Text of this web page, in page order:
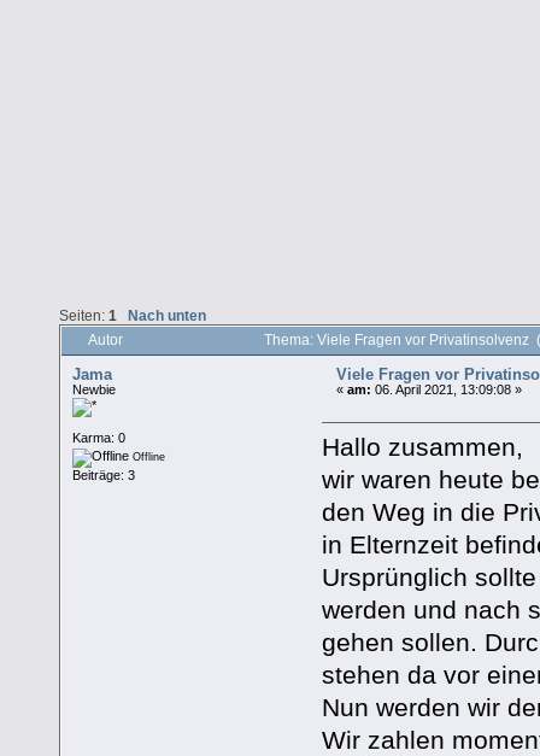
Seiten: 1 Nach unten
Autor Thema: Viele Fragen vor Privatinsolvenz
Jama
Newbie
Karma: 0
Offline
Beiträge: 3
Viele Fragen vor
«am: 06. April 2021, 13:09:08 »
Hallo zusammen,
wir waren heute
den Weg in die
in Elternzeit
Ursprünglich
werden und nach
gehen sollen.
stehen da vor
Nun werden wir
Wir zahlen